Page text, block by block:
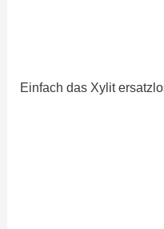
Einfach das Xylit